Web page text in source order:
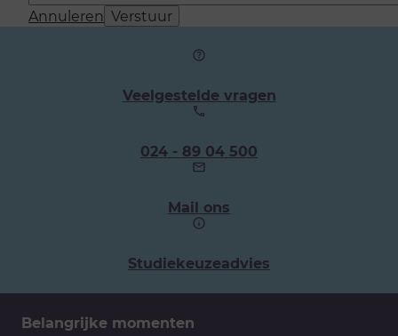
Annuleren Verstuur
Veelgestelde vragen
Ons
telefoonnummer:
024 - 89 04 500
Mail ons
Studiekeuzeadvies
Belangrijke momenten